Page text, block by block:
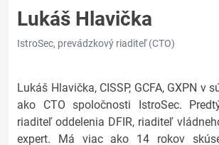
Lukáš Hlavička
IstroSec, prevádzkový riaditeľ (CTO)
Lukáš Hlavička, CISSP, GCFA, GXPN v
ako CTO spoločnosti IstroSec.
riaditeľ oddelenia DFIR, riaditeľ
expert. Má viac ako 14 rokov